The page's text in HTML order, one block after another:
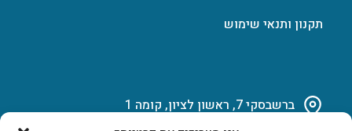
תקנון ותנאי שימוש
ברשבסקי 7, ראשון לציון, קומה 1